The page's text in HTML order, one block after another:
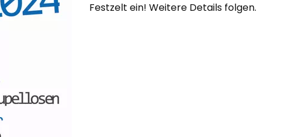
Festzelt ein! Weitere Details folgen.